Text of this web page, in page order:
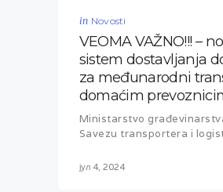
in Novosti
VEOMA VAŽNO!!! –
sistem dostavljanja
za međunarodni
domaćim
Ministarstvo
Savezu transportera i
јул 4, 2024